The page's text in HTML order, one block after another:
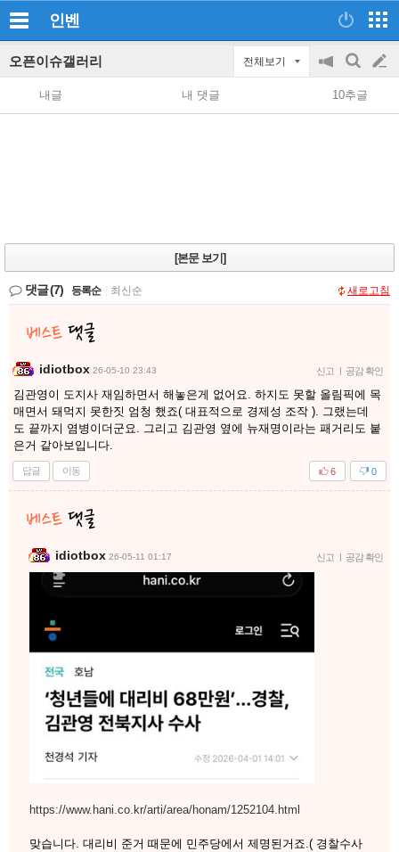
인벤
오픈이슈갤러리 전체보기
공
지
on/off
검
색
글
쓰
내글 내 댓글 10추글
[본문 보기]
댓글(7) 등록순 최신순 새로고침
idiotbox 26-05-10 23:43 신고 | 공감 확인
김관영이 도지사 재임하면서 해놓은게 없어요. 하지도 못할 올림픽에 목
매면서 돼먹지 못한짓 엄청 했죠( 대표적으로 경제성 조작 ). 그랬는데
도 끝까지 염병이더군요. 그리고 김관영 옆에 뉴재명이라는 패거리도 붙
은거 같아보입니다.
답글 이동 0
6
idiotbox 26-05-11 01:17 신고 | 공감 확인
https://www.hani.co.kr/arti/area/honam/1252104.html
맞습니다. 대리비 준거 때문에 민주당에서 제명된거죠.( 경찰수사